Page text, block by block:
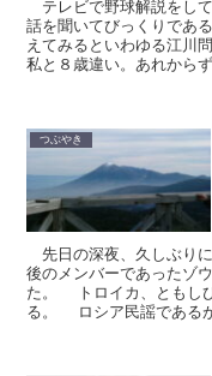
テレビで野球解説をし
話を聞いてびっくりであ
えてみるといわゆる江川
私と８歳違い。あれから
つぶやき
先日の深夜、久しぶり
後のメンバーであったゾ
た。 トロイカ、ともし
る。 ロシア民謡である